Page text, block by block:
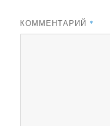
КОММЕНТАРИЙ *